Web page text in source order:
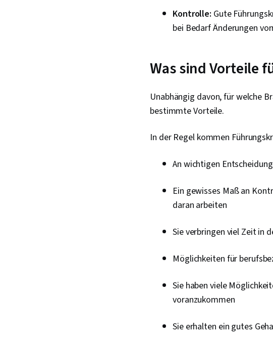
Kontrolle: Gute
bei Bedarf Änderungen
Was sind Vorteile
Unabhängig davon, für welche
bestimmte Vorteile.
In der Regel kommen
An wichtigen
Ein gewisses Maß an
daran arbeiten
Sie verbringen viel Zeit in
Möglichkeiten für
Sie haben viele
voranzukommen
Sie erhalten ein gutes